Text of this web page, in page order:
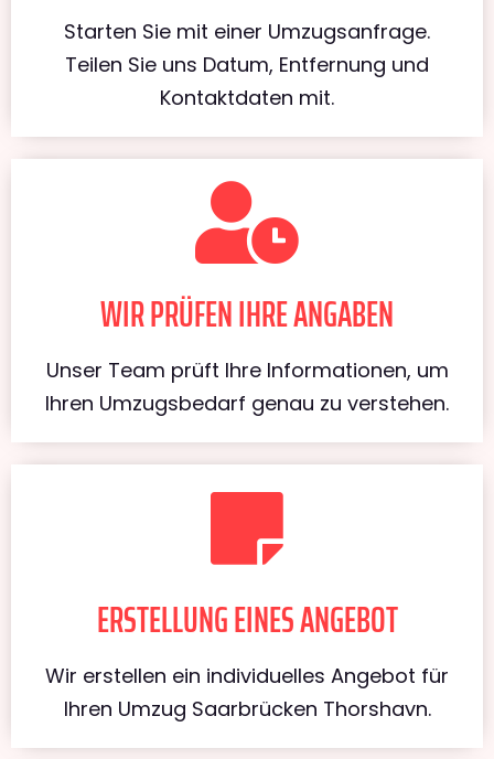
Starten Sie mit einer Umzugsanfrage.
Teilen Sie uns Datum, Entfernung und
Kontaktdaten mit.
WIR PRÜFEN IHRE ANGABEN
Unser Team prüft Ihre Informationen, um
Ihren Umzugsbedarf genau zu verstehen.
ERSTELLUNG EINES ANGEBOT
Wir erstellen ein individuelles Angebot für
Ihren Umzug Saarbrücken Thorshavn.